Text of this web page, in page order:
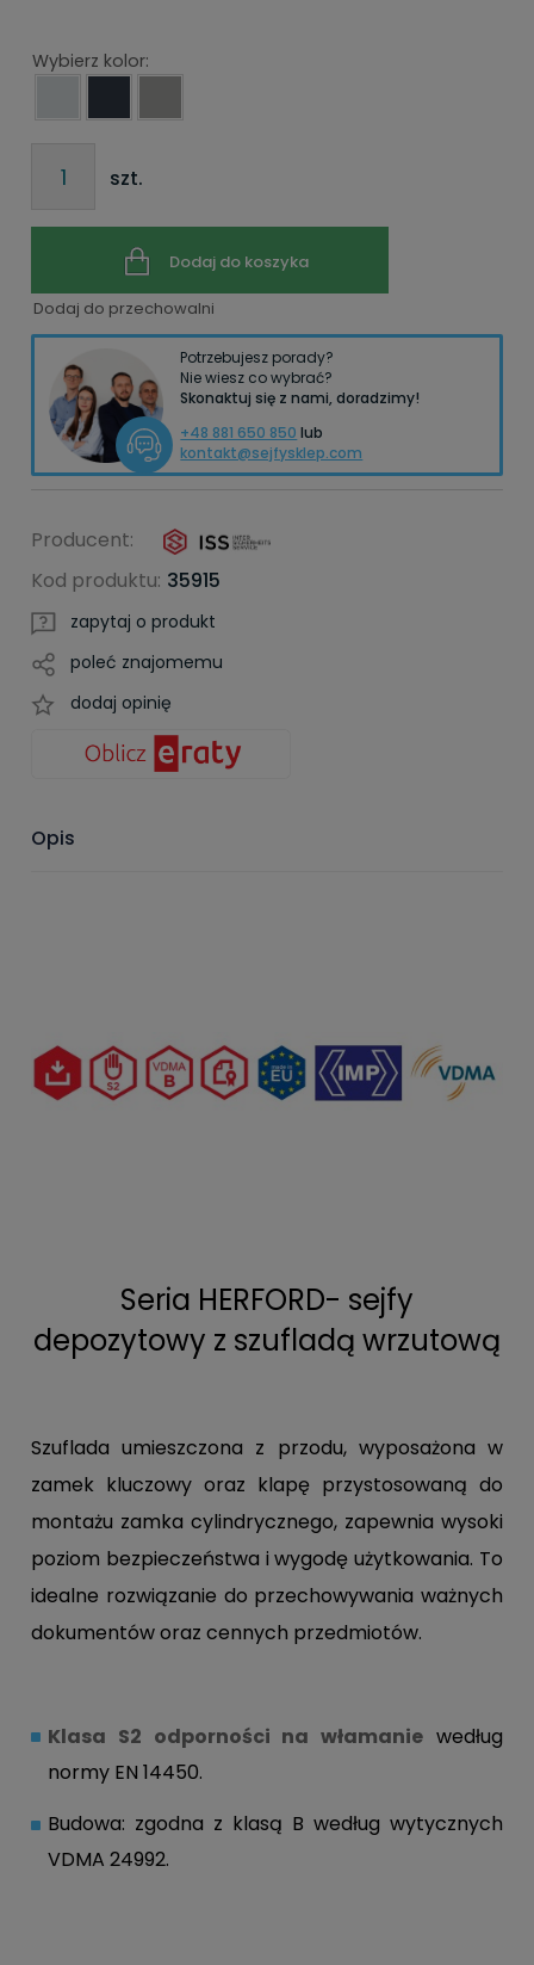
Wybierz kolor:
szt.
Dodaj do koszyka
Dodaj do przechowalni
Potrzebujesz porady?
Nie wiesz co wybrać?
Skonaktuj się z nami, doradzimy!
+48 881 650 850 lub
kontakt@sejfysklep.com
Producent:
Kod produktu: 35915
zapytaj o produkt
poleć znajomemu
dodaj opinię
Opis
Seria HERFORD- sejfy
depozytowy z szufladą wrzutową
Szuflada umieszczona z przodu, wyposażona w
zamek kluczowy oraz klapę przystosowaną do
montażu zamka cylindrycznego, zapewnia wysoki
poziom bezpieczeństwa i wygodę użytkowania. To
idealne rozwiązanie do przechowywania ważnych
dokumentów oraz cennych przedmiotów.
Klasa S2 odporności na włamanie według
normy EN 14450.
Budowa: zgodna z klasą B według wytycznych
VDMA 24992.